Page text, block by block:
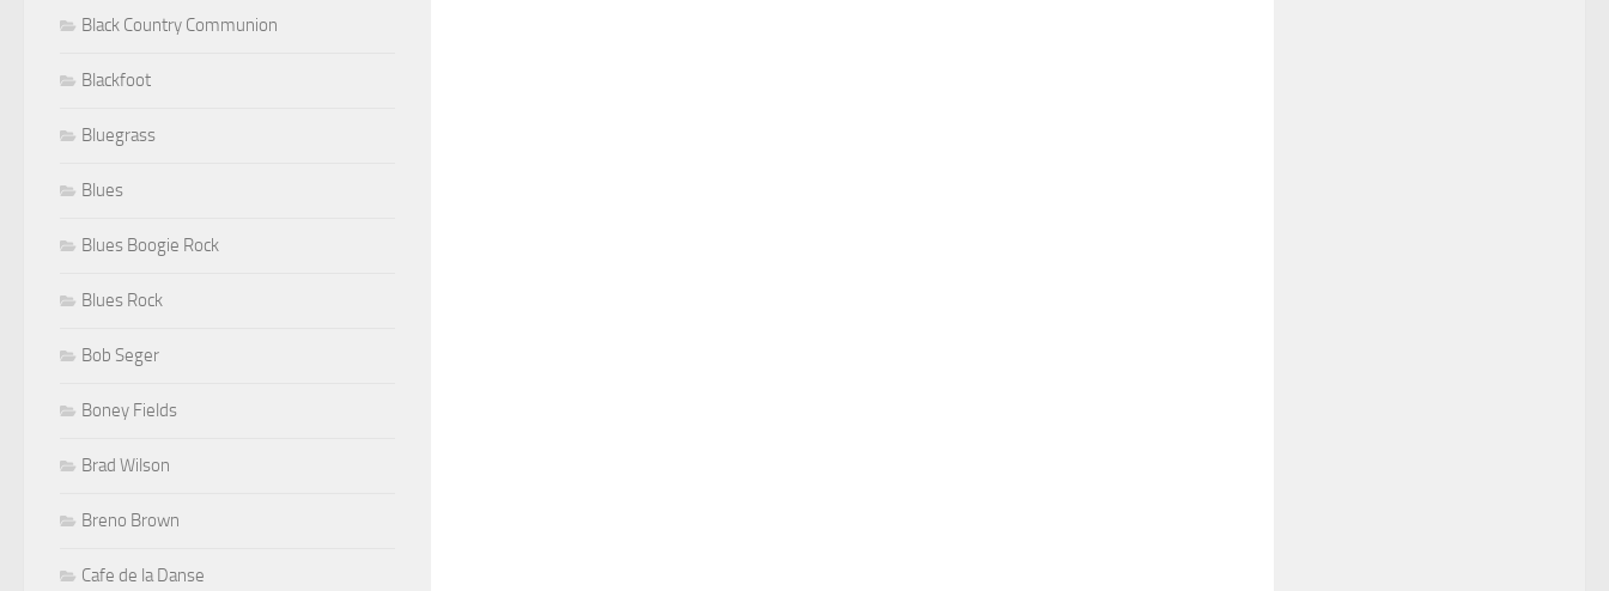
Black Country Communion
Blackfoot
Bluegrass
Blues
Blues Boogie Rock
Blues Rock
Bob Seger
Boney Fields
Brad Wilson
Breno Brown
Cafe de la Danse